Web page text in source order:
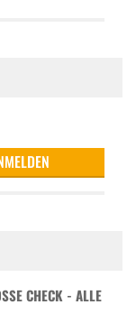
CHECK - ALLE D